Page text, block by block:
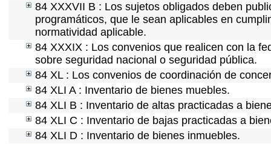
84 XXXVII B : Los sujetos obligados deben
programáticos, que le sean aplicables en
normatividad aplicable.
84 XXXIX : Los convenios que realicen con la
sobre seguridad nacional o seguridad pública.
84 XL : Los convenios de coordinación de
84 XLI A : Inventario de bienes muebles.
84 XLI B : Inventario de altas practicadas a
84 XLI C : Inventario de bajas practicadas a
84 XLI D : Inventario de bienes inmuebles.